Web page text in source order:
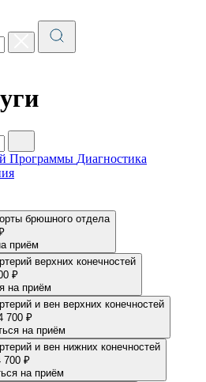
Программы Диагностика
брюшного отдела
приём
верхних конечностей
₽
на приём
и вен верхних конечностей
700 ₽
на приём
и вен нижних конечностей
700 ₽
на приём